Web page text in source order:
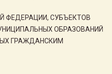
ФЕДЕРАЦИИ, СУБЪЕКТОВ
ОБРАЗОВАНИЙ
ГРАЖДАНСКИМ